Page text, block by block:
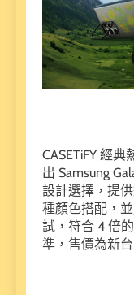
CASETiFY 經
出 Samsung
設計選擇，提
種顏色搭配，
試，符合 4 倍
準，售價為新台